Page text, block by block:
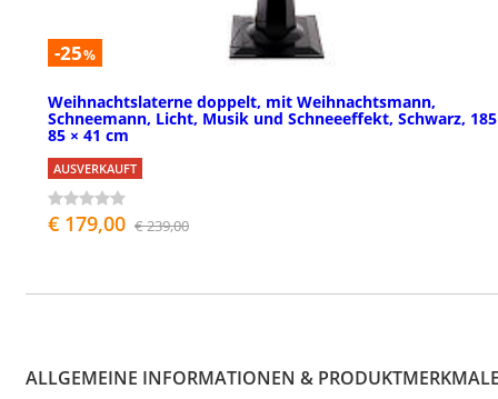
-25%
Weihnachtslaterne doppelt, mit Weihnachtsmann,
Schneemann, Licht, Musik und Schneeeffekt, Schwarz,
85 × 41 cm
AUSVERKAUFT
€ 179,00 € 239,00
ALLGEMEINE INFORMATIONEN &